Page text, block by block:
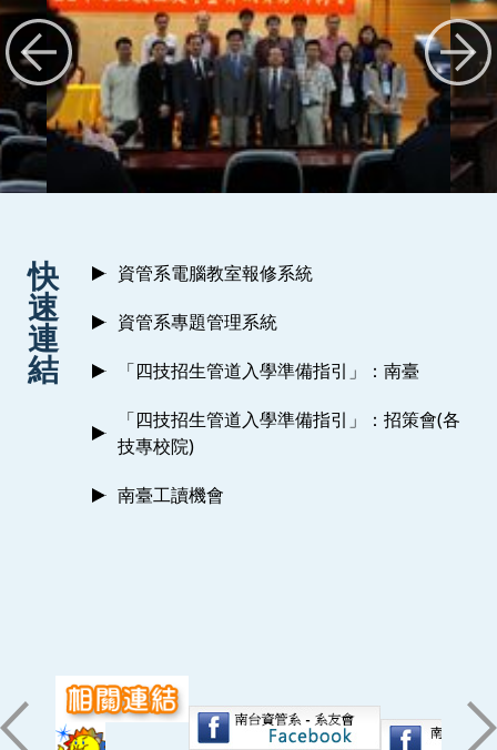
:::
快
速
連
結
資管系電腦教室報修系統
資管系專題管理系統
「四技招生管道入學準備指引」：南臺
「四技招生管道入學準備指引」：招策會(各
技專校院)
南臺工讀機會